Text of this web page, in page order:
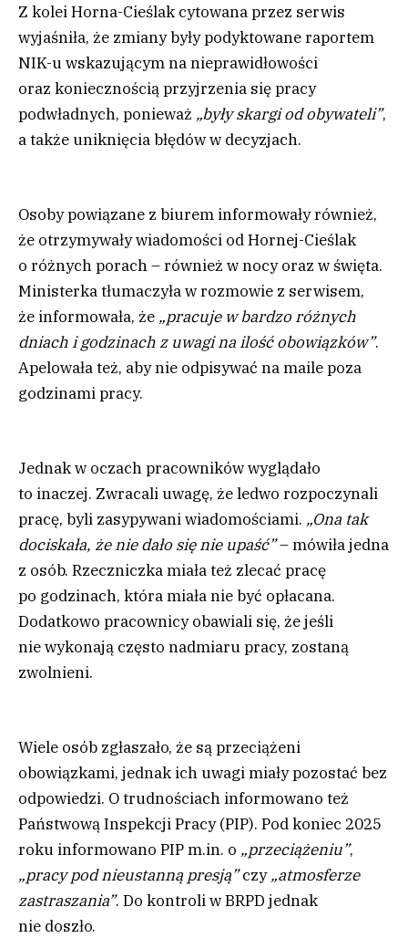
Z kolei Horna-Cieślak cytowana przez serwis
wyjaśniła, że zmiany były podyktowane raportem
NIK-u wskazującym na nieprawidłowości
oraz koniecznością przyjrzenia się pracy
podwładnych, ponieważ „były skargi od obywateli”,
a także uniknięcia błędów w decyzjach.
Osoby powiązane z biurem informowały również,
że otrzymywały wiadomości od Hornej-Cieślak
o różnych porach – również w nocy oraz w święta.
Ministerka tłumaczyła w rozmowie z serwisem,
że informowała, że „pracuje w bardzo różnych
dniach i godzinach z uwagi na ilość obowiązków”.
Apelowała też, aby nie odpisywać na maile poza
godzinami pracy.
Jednak w oczach pracowników wyglądało
to inaczej. Zwracali uwagę, że ledwo rozpoczynali
pracę, byli zasypywani wiadomościami. „Ona tak
dociskała, że nie dało się nie upaść”– mówiła jedna
z osób. Rzeczniczka miała też zlecać pracę
po godzinach, która miała nie być opłacana.
Dodatkowo pracownicy obawiali się, że jeśli
nie wykonają często nadmiaru pracy, zostaną
zwolnieni.
Wiele osób zgłaszało, że są przeciążeni
obowiązkami, jednak ich uwagi miały pozostać bez
odpowiedzi. O trudnościach informowano też
Państwową Inspekcji Pracy (PIP). Pod koniec 2025
roku informowano PIP m.in. o „przeciążeniu”,
„pracy pod nieustanną presją”czy„atmosferze
zastraszania”. Do kontroli w BRPD jednak
nie doszło.